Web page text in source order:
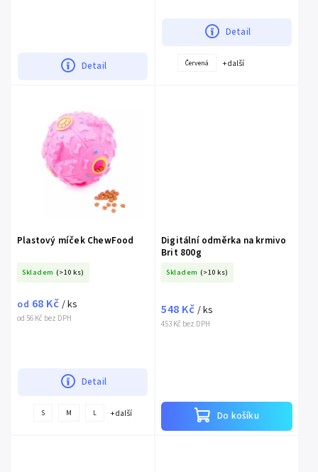
Detail
Detail
Červená + další
Plastový míček ChewFood
Skladem (>10 ks)
od 56 Kč bez DPH
od 68 Kč / ks
Detail
S M L + další
Digitální odměrka na krmivo
Brit 800g
Skladem (>10 ks)
453 Kč bez DPH
548 Kč / ks
Do košíku